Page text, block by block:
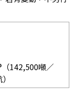
（142,500噸／